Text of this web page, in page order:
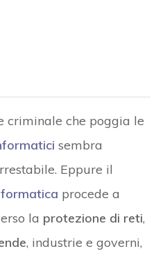
criminale che poggia le
sembra
Eppure il
procede a
la protezione di reti,
, industrie e governi,